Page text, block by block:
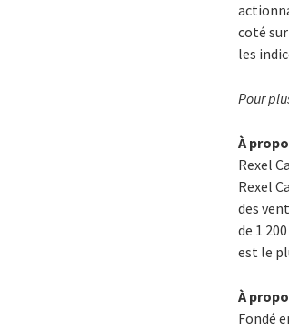
coté
les
Pour
À
Rexel
Rexel
des
de 1
est le
À
Fondé